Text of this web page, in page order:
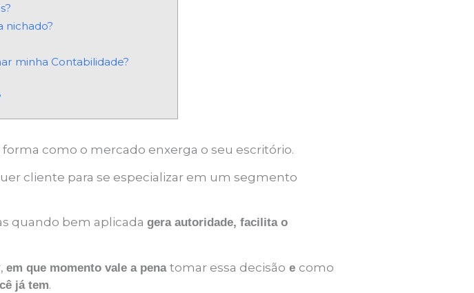
nichado?
minha Contabilidade?
como o mercado enxerga o seu escritório.
cliente para se especializar em um segmento
quando bem aplicada gera autoridade, facilita o
em que momento vale a pena tomar essa decisão e como
já tem.